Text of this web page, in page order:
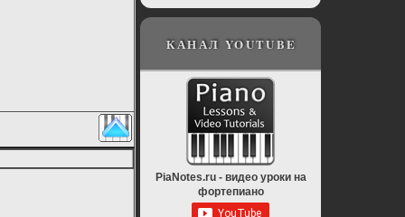
КАНАЛ YOUTUBE
PiaNotes.ru - видео уроки на
фортепиано